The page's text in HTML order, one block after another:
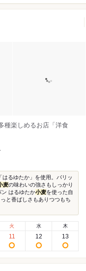
種楽しめるお店「洋食
「はるゆたか」を使用。パリッ
麦の味わいの強さもしっかり
ン はるゆたか小麦を使った自
と香ばしさもありつつもち
火
11
水
12
木
13